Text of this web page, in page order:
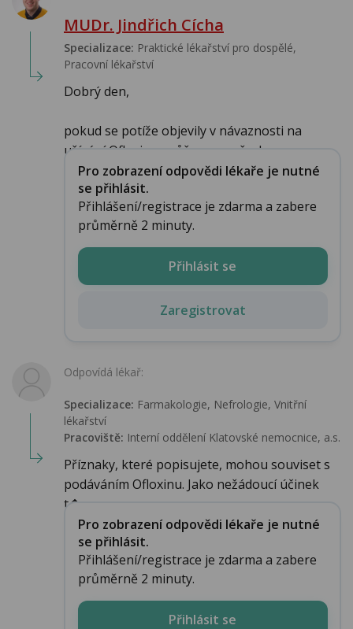
MUDr. Jindřich Cícha
Specializace: Praktické lékařství pro dospělé,
Pracovní lékařství
Dobrý den,
pokud se potíže objevily v návaznosti na
užívání Ofloxinu, může se ve všech...
Pro zobrazení odpovědi lékaře je nutné
se přihlásit.
Přihlášení/registrace je zdarma a zabere
průměrně 2 minuty.
Přihlásit se
Zaregistrovat
Odpovídá lékař:
Specializace: Farmakologie‎, Nefrologie, Vnitřní
lékařství
Pracoviště: Interní oddělení Klatovské nemocnice, a.s.
Příznaky, které popisujete, mohou souviset s
podáváním Ofloxinu. Jako nežádoucí účinek
t�...
Pro zobrazení odpovědi lékaře je nutné
se přihlásit.
Přihlášení/registrace je zdarma a zabere
průměrně 2 minuty.
Přihlásit se